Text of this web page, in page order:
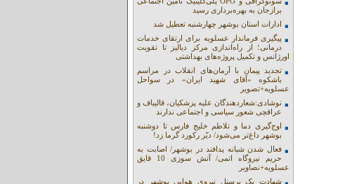
برازجان به بهره‌برداری رسید
ادارات استان بوشهر چهارشنبه تعطیل شد
پیگیری فرماندار عسلویه برای ارتقای خدمات
درمانی؛ از راه‌اندازی مرکز دیالیز تا تقویت
اورژانس و تکمیل پروژه‌های بهداشتی
تجدید پیمان با آرمان‌های انقلاب در مراسم
باشکوه «آقای شهید ایران» در سواحل
عسلویه+تصویر
نوشادی:شعاردهندگان علیه پزشکیان، قالیباف و
عراقچی شعور سیاسی و اجتماعی ندارند
اوج‌گیری دما و تلاطم خلیج فارس تا دوشنبه
بوشهر داغ‌تر می‌شود/ دیّر رکورد گرما زد!
فعال شدن شبانه پدافند در بوشهر/ اصابت به
حریم نیروگاه اتمی/ آتش سوزی 10 قایق
عسلویه+نصاویر
شهادت یک پرسنل نیروی هوایی بوشهر در